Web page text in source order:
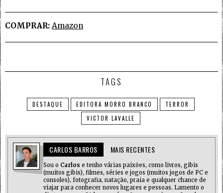
COMPRAR: Amazon
TAGS
DESTAQUE EDITORA MORRO BRANCO
TERROR
VICTOR LAVALLE
CARLOS BARROS MAIS RECENTES
Sou o Carlos e tenho várias paixões, como livros, gibis
(muitos gibis), filmes, séries e jogos (muitos jogos de PC e
consoles), fotografia, natação, praia e qualquer chance de
viajar para conhecer novos lugares e pessoas. Lamento o